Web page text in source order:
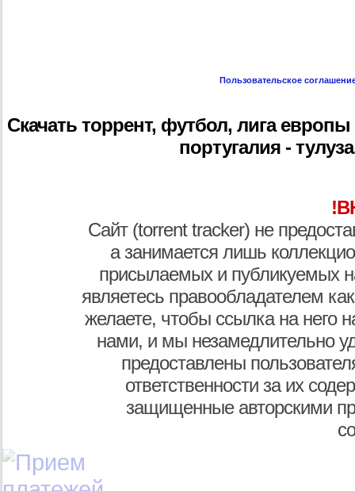
Пользовательское
Скачать торрент, футбол, лига
португалия -
Сайт (torrent tracker) не
а занимается лишь
присылаемых и публикуемых
являетесь правообладателем
желаете, чтобы ссылка на него
нами, и мы незамедлительно
предоставлены
ответственности за их
защищенные авторскими